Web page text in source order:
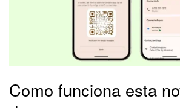
Como funciona esta